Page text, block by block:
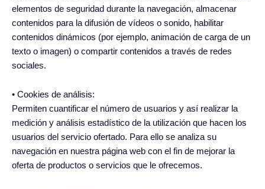
elementos de seguridad durante la navegación, almacenar
contenidos para la difusión de vídeos o sonido, habilitar
contenidos dinámicos (por ejemplo, animación de carga de un
texto o imagen) o compartir contenidos a través de redes
sociales.
• Cookies de análisis:
Permiten cuantificar el número de usuarios y así realizar la
medición y análisis estadístico de la utilización que hacen los
usuarios del servicio ofertado. Para ello se analiza su
navegación en nuestra página web con el fin de mejorar la
oferta de productos o servicios que le ofrecemos.